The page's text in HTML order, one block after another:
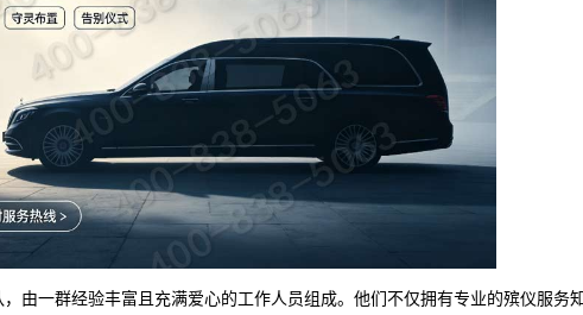
由一群经验丰富且充满爱心的工作人员组成。他们不仅拥有专业的殡仪服务知